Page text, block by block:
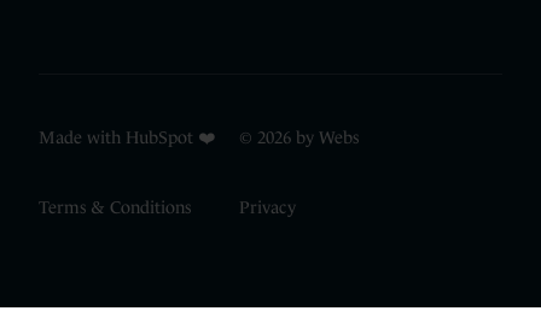
Made with HubSpot ❤️ © 2026 by Webs
Terms & Conditions Privacy